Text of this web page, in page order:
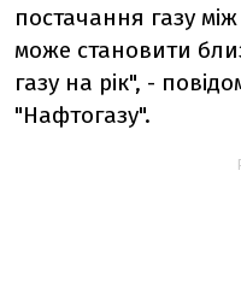
постачання газу
може становити
газу на рік", -
"Нафтогазу".